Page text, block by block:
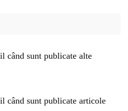
când sunt publicate alte
când sunt publicate articole